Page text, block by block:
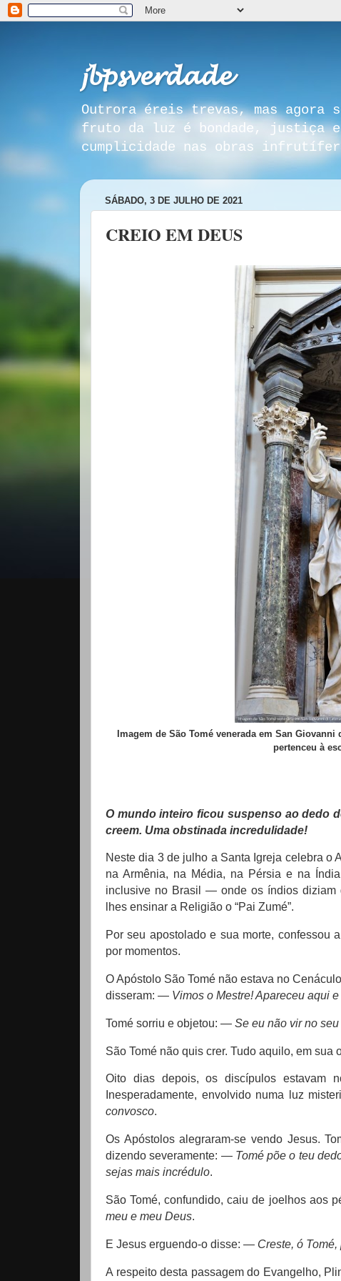
𝓳𝓫𝓹𝓼𝓿𝓮𝓻𝓭𝓪𝓭𝓮
Outrora éreis trevas, mas agora
fruto da luz é bondade, justiça e
cumplicidade nas obras
SÁBADO, 3 DE JULHO DE 2021
CREIO EM DEUS
Imagem de São Tomé venerada em San
pertenceu à
O mundo inteiro ficou suspenso ao dedo
creem. Uma obstinada incredulidade!
Neste dia 3 de julho a Santa Igreja celebra o
na Armênia, na Média, na Pérsia e na
inclusive no Brasil — onde os índios diziam
lhes ensinar a Religião o “Pai Zumé”.
Por seu apostolado e sua morte, confessou
por momentos.
O Apóstolo São Tomé não estava no
disseram: — Vimos o Mestre! Apareceu aqui
Tomé sorriu e objetou: — Se eu não vir no
São Tomé não quis crer. Tudo aquilo, em sua
Oito dias depois, os discípulos estavam
Inesperadamente, envolvido numa luz
convosco.
Os Apóstolos alegraram-se vendo Jesus.
dizendo severamente: — Tomé põe o teu
sejas mais incrédulo.
São Tomé, confundido, caiu de joelhos aos
meu e meu Deus.
E Jesus erguendo-o disse: — Creste, ó
A respeito desta passagem do Evangelho,